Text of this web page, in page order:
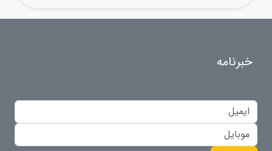
خبرنامه